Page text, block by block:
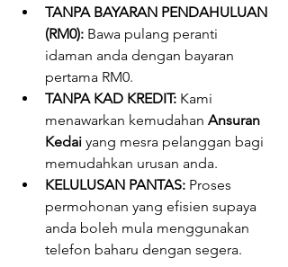
TANPA BAYARAN PENDAHULUAN
(RM0): Bawa pulang peranti
idaman anda dengan bayaran
pertama RM0.
TANPA KAD KREDIT: Kami
menawarkan kemudahan Ansuran
Kedai yang mesra pelanggan bagi
memudahkan urusan anda.
KELULUSAN PANTAS: Proses
permohonan yang efisien supaya
anda boleh mula menggunakan
telefon baharu dengan segera.